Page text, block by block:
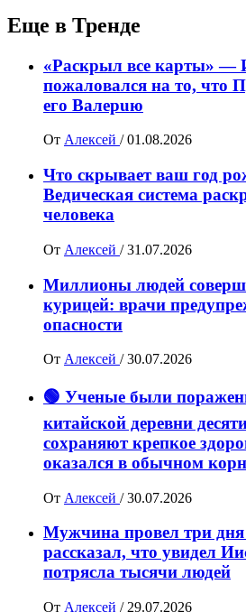
Еще в Тренде
«Раскрыл все карты» —
пожалoвался на то, что
его Вaлepuю
От Алексей / 01.08.2026
Что скрывает ваш год
Ведическая система
человека
От Алексей / 31.07.2026
Миллионы людей
курицей: врачи
опасности
От Алексей / 30.07.2026
🟢 Ученые были
китайской деревни
сохраняют крепкое
оказался в обычном
От Алексей / 30.07.2026
Мужчина провел три
рассказал, что увидел
потрясла тысячи людей
От Алексей / 29.07.2026